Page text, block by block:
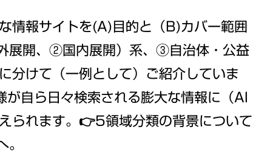
情報サイトを(A)目的と（B)カバー範囲
展開、②国内展開）系、③自治体・公益
けて（一例として）ご紹介していま
自ら日々検索される膨大な情報に（AI
られます。👉5領域分類の背景について
。